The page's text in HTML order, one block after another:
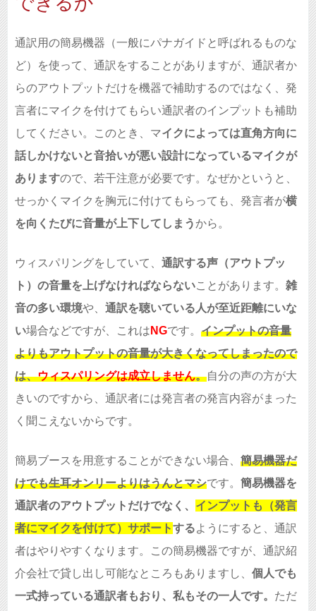
通訳用の簡易機器（一般にパナガイドと呼ばれるものな
ど）を使って、通訳をすることがありますが、通訳者か
らのアウトプットだけを機器で補助するのではなく、発
言者にマイクを付けてもらい通訳者のインプットも補助
してください。このとき、マイクによっては直角方向に
話しかけないと音拾いが悪い設計になっているマイクが
ありますので、若干注意が必要です。なぜかというと、
せっかくマイクを胸元に付けてもらっても、発言者が横
を向くたびに音量が上下してしまうから。
ウィスパリングをしていて、 通訳する声（アウトプッ
ト）の音量を上げなければならないことがあります。 雑
音の多い環境や、 通訳を聴いている人が至近距離にいな
い場合などですが、これは NGです。 インプットの音量
よりもアウトプットの音量が大きくなってしまったので
は、ウィスパリングは成立しません。自分の声の方が大
きいのですから、通訳者には発言者の発言内容がまった
く聞こえないからです。
簡易ブースを用意することができない場合、 簡易機器だ
けでも生耳オンリーよりはうんとマシです。 簡易機器を
通訳者のアウトプットだけでなく、 インプットも（発言
者にマイクを付けて）サポートするようにすると、通訳
者はやりやすくなります。この簡易機器ですが、通訳紹
介会社で貸し出し可能なところもありますし、 個人でも
一式持っている通訳者もおり、私もその一人です。 ただ